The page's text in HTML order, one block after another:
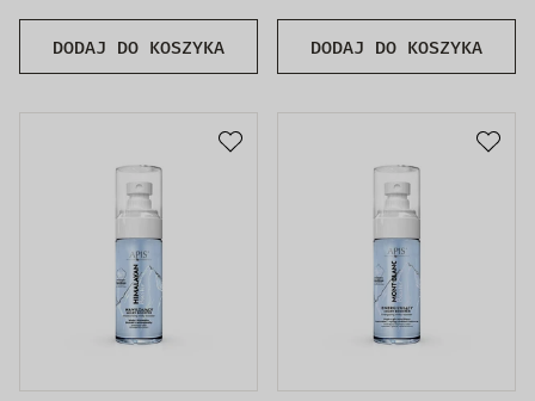
DODAJ DO KOSZYKA DODAJ DO KOSZYKA